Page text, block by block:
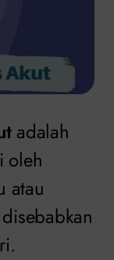
adalah
oleh
atau